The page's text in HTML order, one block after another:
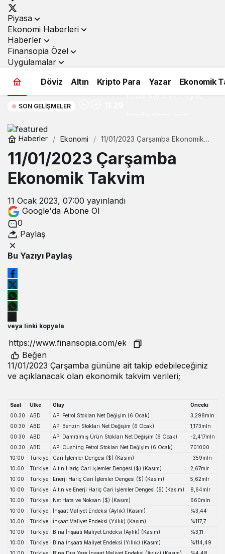
Piyasa
Ekonomi Haberleri
Haberler
Finansopia Özel
Uygulamalar
Döviz
Altın Kripto Para Yazar Ekonomik
SON GELIŞMELER
Kredi kartı ve ihtiyaç
Haberler Ekonomi
11/01/2023 Çarşamba Ekonomik
11/01/2023 Çarşamba
Ekonomik Takvim
11 Ocak 2023, 07:00 yayınlandı
Google'da Abone Ol
0
Paylaş
Bu Yazıyı Paylaş
veya linki kopyala
Beğen
11/01/2023 Çarşamba gününe ait takip edebileceğiniz
ve açıklanacak olan ekonomik takvim verileri;
Saat Ülke Olay
Önceki
00:30
ABD API Petrol Stokları Net Değişim (6 Ocak)
3,298mln
00:30
ABD API Benzin Stokları Net Değişim (6 Ocak)
1,173mln
00:30
ABD API Damıtılmış Ürün Stokları Net Değişim (6 Ocak)
-2,417mln
00:30
ABD API Cushing Petrol Stokları Net Değişim (6 Ocak)
701000
10:00
Türkiye Cari İşlemler Dengesi ($) (Kasım)
-359mln
10:00
Türkiye Altın Hariç Cari İşlemler Dengesi ($) (Kasım)
2,67mlr
10:00
Türkiye Enerji Hariç Cari İşlemler Dengesi ($) (Kasım)
5,62mlr
10:00
Türkiye Altın ve Enerji Hariç Cari İşlemler Dengesi ($) (Kasım)
8,64mlr
10:00
Türkiye Net Hata ve Noksan ($) (Kasım)
660mln
10:00
Türkiye İnşaat Maliyet Endeksi (Aylık) (Kasım)
%3,44
10:00
Türkiye İnşaat Maliyet Endeksi (Yıllık) (Kasım)
%117,7
10:00
Türkiye Bina İnşaatı Maliyet Endeksi (Aylık) (Kasım)
%3,11
10:00
Türkiye Bina İnşaatı Maliyet Endeksi (Yıllık) (Kasım)
%114,49